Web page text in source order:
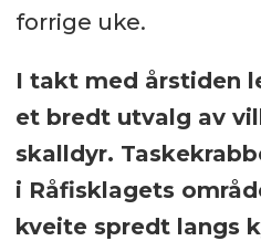
forrige uke.
I takt med årstiden
et bredt utvalg av
skalldyr.
i Råfisklagets
kveite spredt langs